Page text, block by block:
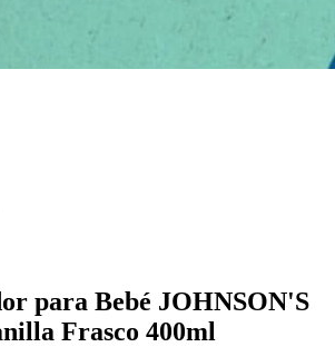
para Bebé JOHNSON'S
Frasco 400ml